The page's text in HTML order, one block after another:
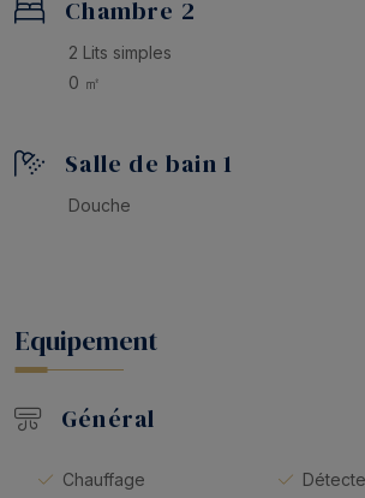
Chambre 2
2 Lits simples
0 ㎡
Salle de bain 1
Douche
Equipement
Général
Chauffage